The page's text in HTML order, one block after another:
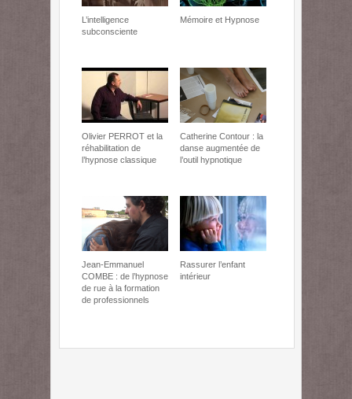
L’intelligence
subconsciente
Mémoire et Hypnose
Olivier PERROT et la
réhabilitation de
l’hypnose classique
Catherine Contour : la
danse augmentée de
l’outil hypnotique
Jean-Emmanuel
COMBE : de l’hypnose
de rue à la formation
de professionnels
Rassurer l’enfant
intérieur